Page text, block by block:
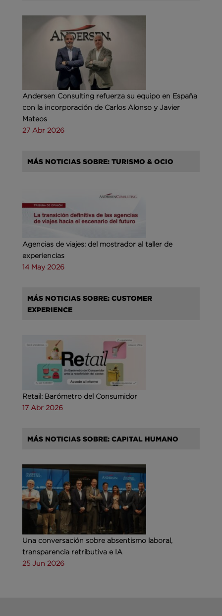
Andersen Consulting refuerza su equipo en España
con la incorporación de Carlos Alonso y Javier
Mateos
27 Abr 2026
MÁS NOTICIAS SOBRE: TURISMO & OCIO
Agencias de viajes: del mostrador al taller de
experiencias
14 May 2026
MÁS NOTICIAS SOBRE: CUSTOMER
EXPERIENCE
Retail: Barómetro del Consumidor
17 Abr 2026
MÁS NOTICIAS SOBRE: CAPITAL HUMANO
Una conversación sobre absentismo laboral,
transparencia retributiva e IA
25 Jun 2026